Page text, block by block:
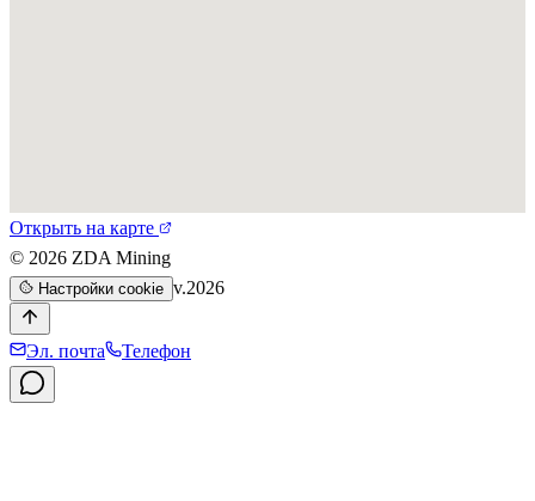
Открыть на карте
© 2026 ZDA Mining
Настройки cookie v.2026
Эл. почта Телефон